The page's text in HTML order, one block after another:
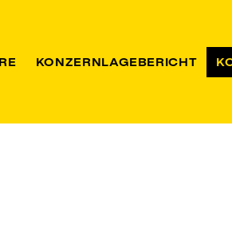
KONZERNLAGEBERICHT